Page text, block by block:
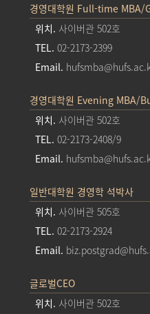
경영대학원 Full-time MBA/
위치. 사이버관 502호
TEL. 02-2173-2399
Email.
경영대학원 Evening MBA/
위치. 사이버관 502호
TEL. 02-2173-2408/9
Email.
일반대학원 경영학 석박사
위치. 사이버관 505호
TEL. 02-2173-2924
Email.
글로벌CEO
위치. 사이버관 502호